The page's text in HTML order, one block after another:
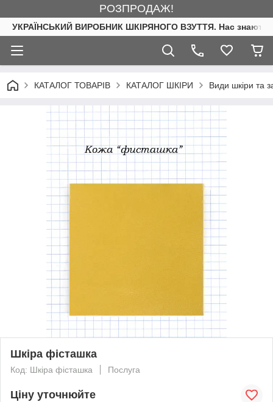
РОЗПРОДАЖ!
УКРАЇНСЬКИЙ ВИРОБНИК ШКІРЯНОГО ВЗУТТЯ. Нас знають.
КАТАЛОГ ТОВАРІВ КАТАЛОГ ШКІРИ Види шкіри та
Шкіра фісташка
Код: Шкіра фісташка Послуга
Ціну уточнюйте